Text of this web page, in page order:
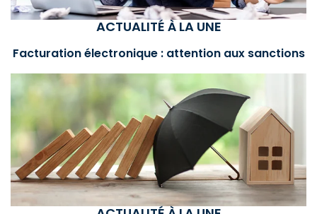
ACTUALITÉ À LA UNE
Facturation électronique : attention aux sanctions